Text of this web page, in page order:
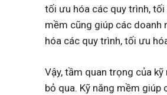
tối ưu hóa các quy trình, tối
mềm cũng giúp các doanh
hóa các quy trình, tối ưu
Vậy, tầm quan trọng của
bỏ qua. Kỹ năng mềm